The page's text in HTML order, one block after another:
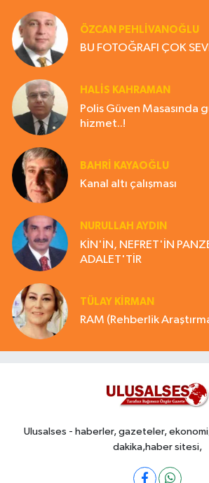
ÖZCAN PEHLİVANOĞLU
BU FOTOĞRAFI ÇOK
HALIS KAHRAMAN
Polis Güven Masasında
hizmet..!
BAHRI KAYAOĞLU
Kanal altı çalışması
NURULLAH AYDIN
KİN'İN, NEFRET'İN
ADALET'TİR
TÜLAY KİRMAN
Ulusalses - haberler, gazeteler,
dakika,haber sitesi,